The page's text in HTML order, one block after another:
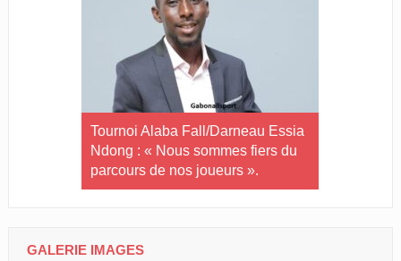
Tournoi Alaba Fall/Darneau Essia
Ndong : « Nous sommes fiers du
parcours de nos joueurs ».
GALERIE IMAGES